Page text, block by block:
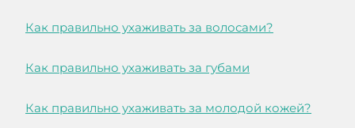
Как правильно ухаживать за волосами?
Как правильно ухаживать за губами
Как правильно ухаживать за молодой кожей?